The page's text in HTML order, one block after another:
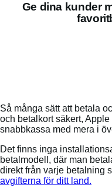
Ge dina kunder
Så många sätt att betala
och betalkort säkert,
snabbkassa med mera i
Det finns inga
betalmodell, där man
direkt från varje betalning
avgifterna för ditt land.